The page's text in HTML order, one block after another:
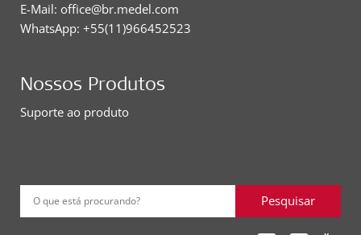
E-Mail: office@br.medel.com
WhatsApp: +55(11)966452523
Nossos Produtos
Suporte ao produto
O que está procurando? Pesquisar